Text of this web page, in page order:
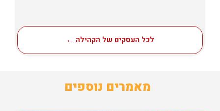
לכל העסקים של הקהילה ←
מאמרים נוספים